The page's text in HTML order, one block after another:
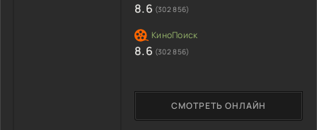
СМОТРЕТЬ ОНЛАЙН
8.6 (302 856)
8.6 (302 856)